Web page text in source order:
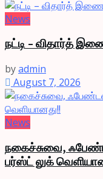
News
நட்டி – விதார்த்
byadmin
August 7, 2026
News
நகைச்சுவை,
பர்ஸ்ட் லுக்